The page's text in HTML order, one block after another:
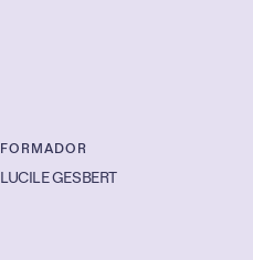
FORMADOR
LUCILE GESBERT